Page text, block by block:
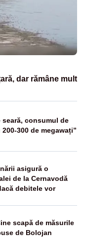
dar rămâne mult
consumul de
300 de megawați”
asigură o
de la Cernavodă
debitele vor
scapă de măsurile
de Bolojan